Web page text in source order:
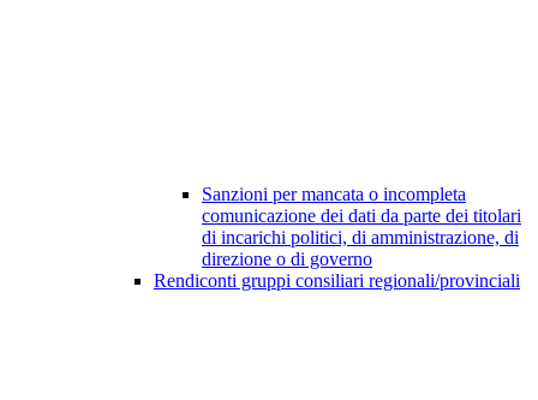
Sanzioni per mancata o incompleta
comunicazione dei dati da parte dei titolari
di incarichi politici, di amministrazione, di
direzione o di governo
Rendiconti gruppi consiliari regionali/provinciali